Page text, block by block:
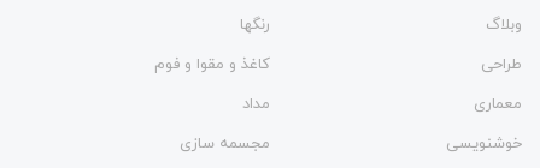
وبلاگ
رنگها
طراحی
کاغذ و مقوا و فوم
معماری
مداد
خوشنویسی
مجسمه سازی